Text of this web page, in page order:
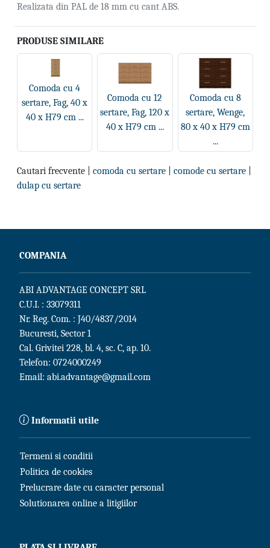
Realizata din PAL de 18 mm cu cant ABS.
PRODUSE SIMILARE
Comoda cu 4
sertare, Fag, 40 x
40 x H79 cm ...
Comoda cu 12
sertare, Fag, 120 x
40 x H79 cm ...
Comoda cu 8
sertare, Wenge,
80 x 40 x H79 cm
...
Cautari frecvente | comoda cu sertare comode cu sertare
dulap cu sertare
COMPANIA
ABI ADVANTAGE CONCEPT SRL
C.U.I. : 33079311
Nr. Reg. Com. : J40/4837/2014
Bucuresti, Sector 1
Cal. Grivitei 228, bl. 4, sc. C, ap. 10.
Telefon: 0724000249
Email: abi.advantage@gmail.com
Informatii utile
Termeni si conditii
Politica de cookies
Prelucrare date cu caracter personal
Solutionarea online a litigiilor